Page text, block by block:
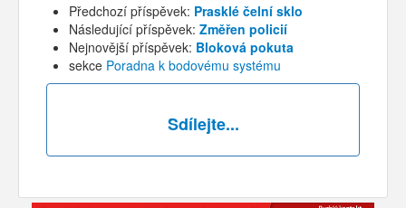
Předchozí příspěvek: Prasklé čelní sklo
Následující příspěvek: Změřen policií
Nejnovější příspěvek: Bloková pokuta
sekce Poradna k bodovému systému
Sdílejte...